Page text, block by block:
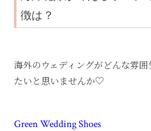
徴は？
海外のウェディングがどんな雰
たいと思いませんか♡
Green Wedding Shoes